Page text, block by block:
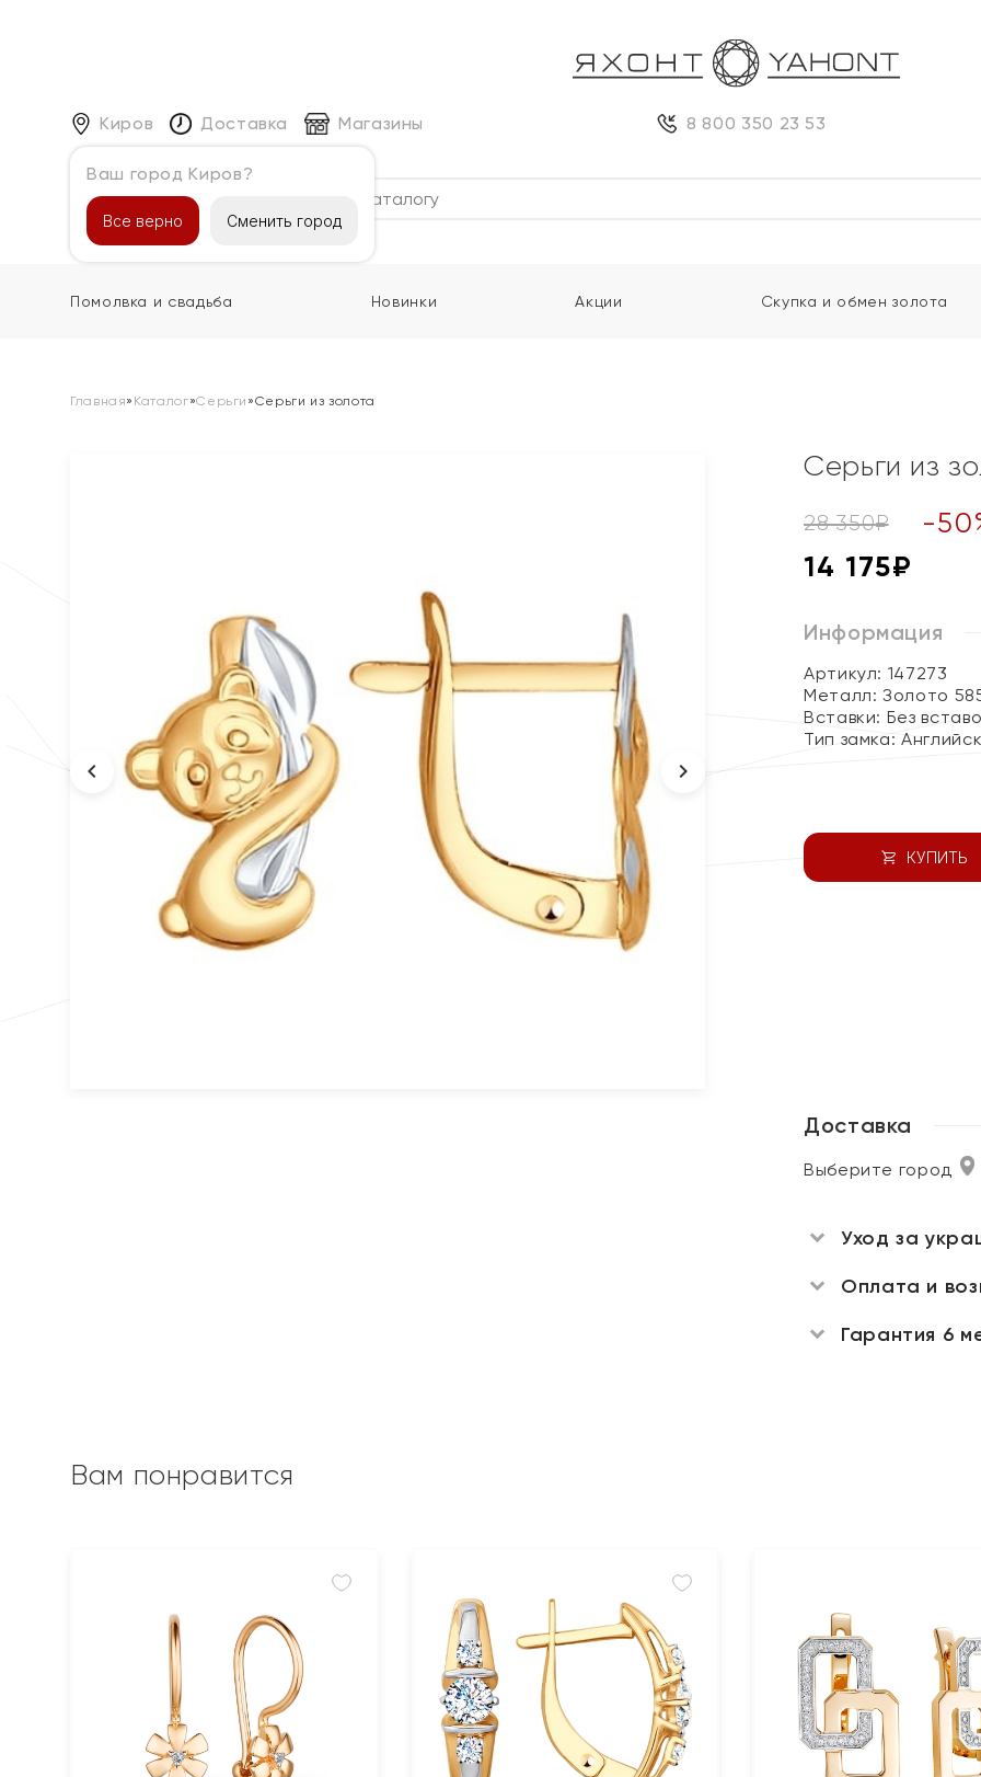
Киров
Ваш город Киров?
Все верно Сменить город
Доставка Магазины 8 800 350 23 53
Каталог
Помолвка и свадьба Новинки Акции Скупка и обмен золота
Главная» Каталог»Серьги »Серьги из золота
Серьги из
28 350₽ -50
14 175₽
Информация
Артикул: 147273
Металл:Золото
Вставки: Без
Тип замка:
КУПИТЬ
Доставка
Выберите город
Уход за
Оплата и
Гарантия 6
Вам понравится